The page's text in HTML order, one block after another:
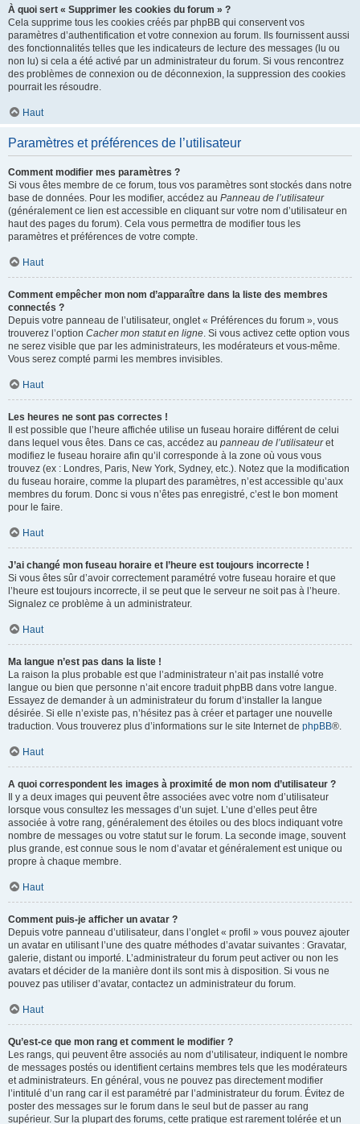
À quoi sert « Supprimer les cookies du forum » ?
Cela supprime tous les cookies créés par phpBB qui conservent vos
paramètres d’authentification et votre connexion au forum. Ils fournissent aussi
des fonctionnalités telles que les indicateurs de lecture des messages (lu ou
non lu) si cela a été activé par un administrateur du forum. Si vous rencontrez
des problèmes de connexion ou de déconnexion, la suppression des cookies
pourrait les résoudre.
Haut
Paramètres et préférences de l’utilisateur
Comment modifier mes paramètres ?
Si vous êtes membre de ce forum, tous vos paramètres sont stockés dans notre
base de données. Pour les modifier, accédez au Panneau de l’utilisateur
(généralement ce lien est accessible en cliquant sur votre nom d’utilisateur en
haut des pages du forum). Cela vous permettra de modifier tous les
paramètres et préférences de votre compte.
Haut
Comment empêcher mon nom d’apparaître dans la liste des membres
connectés ?
Depuis votre panneau de l’utilisateur, onglet « Préférences du forum », vous
trouverez l’option Cacher mon statut en ligne. Si vous activez cette option vous
ne serez visible que par les administrateurs, les modérateurs et vous-même.
Vous serez compté parmi les membres invisibles.
Haut
Les heures ne sont pas correctes !
Il est possible que l’heure affichée utilise un fuseau horaire différent de celui
dans lequel vous êtes. Dans ce cas, accédez au panneau de l’utilisateuret
modifiez le fuseau horaire afin qu’il corresponde à la zone où vous vous
trouvez (ex : Londres, Paris, New York, Sydney, etc.). Notez que la modification
du fuseau horaire, comme la plupart des paramètres, n’est accessible qu’aux
membres du forum. Donc si vous n’êtes pas enregistré, c’est le bon moment
pour le faire.
Haut
J’ai changé mon fuseau horaire et l’heure est toujours incorrecte !
Si vous êtes sûr d’avoir correctement paramétré votre fuseau horaire et que
l’heure est toujours incorrecte, il se peut que le serveur ne soit pas à l’heure.
Signalez ce problème à un administrateur.
Haut
Ma langue n’est pas dans la liste !
La raison la plus probable est que l’administrateur n’ait pas installé votre
langue ou bien que personne n’ait encore traduit phpBB dans votre langue.
Essayez de demander à un administrateur du forum d’installer la langue
désirée. Si elle n’existe pas, n’hésitez pas à créer et partager une nouvelle
traduction. Vous trouverez plus d’informations sur le site Internet de phpBB®.
Haut
A quoi correspondent les images à proximité de mon nom d’utilisateur ?
Il y a deux images qui peuvent être associées avec votre nom d’utilisateur
lorsque vous consultez les messages d’un sujet. L’une d’elles peut être
associée à votre rang, généralement des étoiles ou des blocs indiquant votre
nombre de messages ou votre statut sur le forum. La seconde image, souvent
plus grande, est connue sous le nom d’avatar et généralement est unique ou
propre à chaque membre.
Haut
Comment puis-je afficher un avatar ?
Depuis votre panneau d’utilisateur, dans l’onglet « profil » vous pouvez ajouter
un avatar en utilisant l’une des quatre méthodes d’avatar suivantes : Gravatar,
galerie, distant ou importé. L’administrateur du forum peut activer ou non les
avatars et décider de la manière dont ils sont mis à disposition. Si vous ne
pouvez pas utiliser d’avatar, contactez un administrateur du forum.
Haut
Qu’est-ce que mon rang et comment le modifier ?
Les rangs, qui peuvent être associés au nom d’utilisateur, indiquent le nombre
de messages postés ou identifient certains membres tels que les modérateurs
et administrateurs. En général, vous ne pouvez pas directement modifier
l’intitulé d’un rang car il est paramétré par l’administrateur du forum. Évitez de
poster des messages sur le forum dans le seul but de passer au rang
supérieur. Sur la plupart des forums, cette pratique est rarement tolérée et un